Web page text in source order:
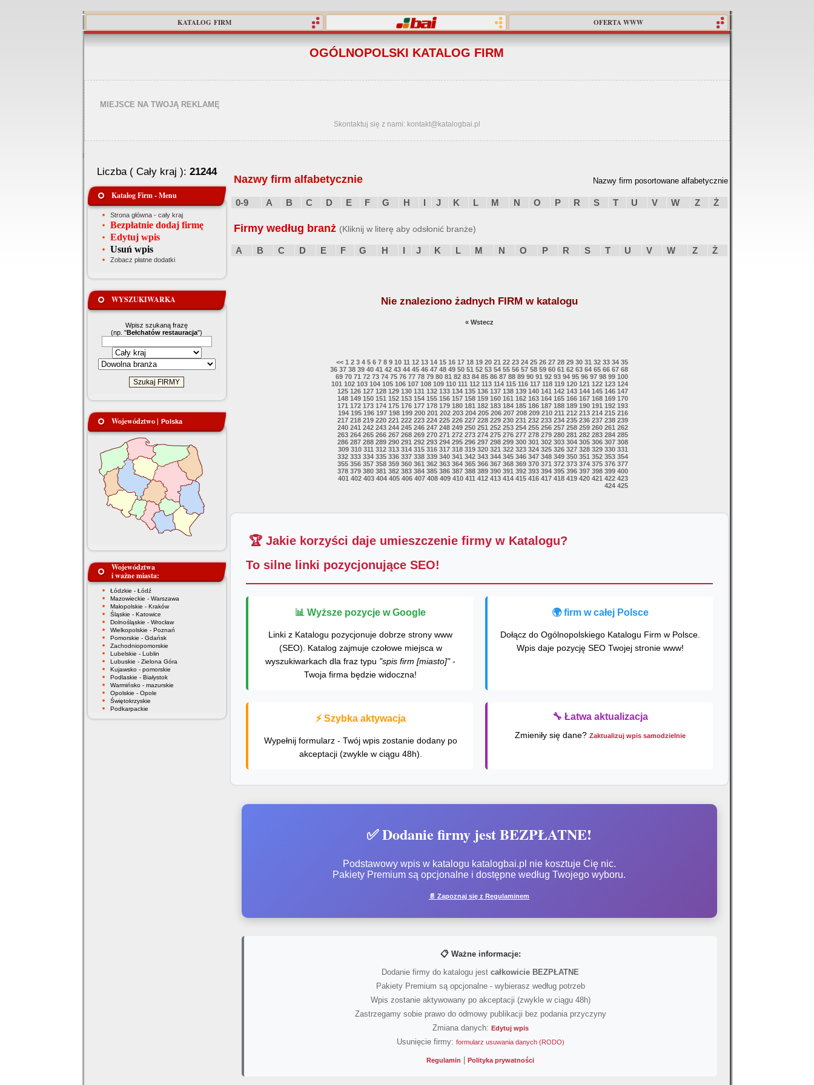
KATALOG FIRM OFERTA WWW
OGÓLNOPOLSKI KATALOG FIRM
MIEJSCE NA TWOJĄ REKLAMĘ
Skontaktuj się z nami: kontakt@katalogbai.pl
Liczba ( Cały kraj ): 21244
Katalog Firm - Menu
Strona główna - cały kraj
Bezpłatnie dodaj firmę
Edytuj wpis
Usuń wpis
Zobacz płatne dodatki
WYSZUKIWARKA
Wpisz szukaną frazę
(np. "Bełchatów restauracja")
Województwo | Polska
Województwa
i ważne miasta:
Łódzkie - Łódź
Mazowieckie - Warszawa
Małopolskie - Kraków
Śląskie - Katowice
Dolnośląskie - Wrocław
Wielkopolskie - Poznań
Pomorskie - Gdańsk
Zachodniopomorskie
Lubelskie - Lublin
Lubuskie - Zielona Góra
Kujawsko - pomorskie
Podlaskie - Białystok
Warmińsko - mazurskie
Opolskie - Opole
Świętokrzyskie
Podkarpackie
Nazwy firm alfabetycznie Nazwy firm posortowane alfabetycznie
0-9 A B C D E F G H I J K L M N O P R S T U V W Z Ż
Firmy według branż (Kliknij w literę aby odsłonić branże)
A B C D E F G H I J K L M N O P R S T U V W Z Ż
Nie znaleziono żadnych FIRM w katalogu
« Wstecz
<< 1 2 3 4 5 6 7 8 9 10 11 12 13 14 15 16 17 18 19 20 21 22 23 24 25 26 27 28 29 30 31 32 33 34 35
36 37 38 39 40 41 42 43 44 45 46 47 48 49 50 51 52 53 54 55 56 57 58 59 60 61 62 63 64 65 66 67 68
69 70 71 72 73 74 75 76 77 78 79 80 81 82 83 84 85 86 87 88 89 90 91 92 93 94 95 96 97 98 99 100
101 102 103 104 105 106 107 108 109 110 111 112 113 114 115 116 117 118 119 120 121 122 123 124
125 126 127 128 129 130 131 132 133 134 135 136 137 138 139 140 141 142 143 144 145 146 147
148 149 150 151 152 153 154 155 156 157 158 159 160 161 162 163 164 165 166 167 168 169 170
171 172 173 174 175 176 177 178 179 180 181 182 183 184 185 186 187 188 189 190 191 192 193
194 195 196 197 198 199 200 201 202 203 204 205 206 207 208 209 210 211 212 213 214 215 216
217 218 219 220 221 222 223 224 225 226 227 228 229 230 231 232 233 234 235 236 237 238 239
240 241 242 243 244 245 246 247 248 249 250 251 252 253 254 255 256 257 258 259 260 261 262
263 264 265 266 267 268 269 270 271 272 273 274 275 276 277 278 279 280 281 282 283 284 285
286 287 288 289 290 291 292 293 294 295 296 297 298 299 300 301 302 303 304 305 306 307 308
309 310 311 312 313 314 315 316 317 318 319 320 321 322 323 324 325 326 327 328 329 330 331
332 333 334 335 336 337 338 339 340 341 342 343 344 345 346 347 348 349 350 351 352 353 354
355 356 357 358 359 360 361 362 363 364 365 366 367 368 369 370 371 372 373 374 375 376 377
378 379 380 381 382 383 384 385 386 387 388 389 390 391 392 393 394 395 396 397 398 399 400
401 402 403 404 405 406 407 408 409 410 411 412 413 414 415 416 417 418 419 420 421 422 423
424 425
🏆 Jakie korzyści daje umieszczenie firmy w Katalogu?
To silne linki pozycjonujące SEO!
📊 Wyższe pozycje w Google
Linki z Katalogu pozycjonuje dobrze strony www
(SEO). Katalog zajmuje czołowe miejsca w
wyszukiwarkach dla fraz typu "spis firm [miasto]"-
Twoja firma będzie widoczna!
🌍firm w całej Polsce
Dołącz do Ogólnopolskiego Katalogu Firm w Polsce.
Wpis daje pozycję SEO Twojej stronie www!
⚡ Szybka aktywacja
Wypełnij formularz - Twój wpis zostanie dodany po
akceptacji (zwykle w ciągu 48h).
🔧 Łatwa aktualizacja
Zmieniły się dane? Zaktualizuj wpis samodzielnie
✅ Dodanie firmy jest BEZPŁATNE!
Podstawowy wpis w katalogu katalogbai.pl nie kosztuje Cię nic.
Pakiety Premium są opcjonalne i dostępne według Twojego wyboru.
📄 Zapoznaj się z Regulaminem
📋 Ważne informacje:
Dodanie firmy do katalogu jest całkowicie BEZPŁATNE
Pakiety Premium są opcjonalne - wybierasz według potrzeb
Wpis zostanie aktywowany po akceptacji (zwykle w ciągu 48h)
Zastrzegamy sobie prawo do odmowy publikacji bez podania przyczyny
Zmiana danych: Edytuj wpis
Usunięcie firmy: formularz usuwania danych (RODO)
Regulamin Polityka prywatności